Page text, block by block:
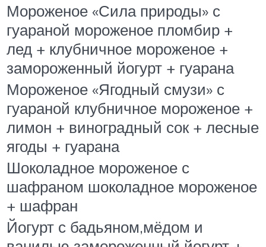
Мороженое «Сила природы» с
гуараной мороженое пломбир +
лед + клубничное мороженое +
замороженный йогурт + гуарана
Мороженое «Ягодный смузи» с
гуараной клубничное мороженое +
лимон + виноградный сок + лесные
ягоды + гуарана
Шоколадное мороженое с
шафраном шоколадное мороженое
+ шафран
Йогурт с бадьяном,мёдом и